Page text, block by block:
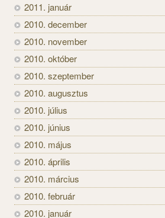
2011. január
2010. december
2010. november
2010. október
2010. szeptember
2010. augusztus
2010. július
2010. június
2010. május
2010. április
2010. március
2010. február
2010. január